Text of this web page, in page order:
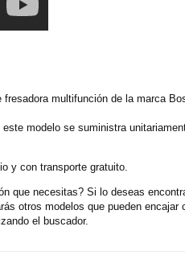
multifunción de la marca
modelo se suministra
y con transporte gratuito.
que necesitas? Si lo deseas
otros modelos que pueden encajar
el buscador.